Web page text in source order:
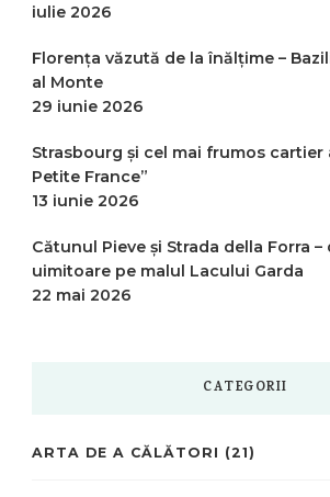
iulie 2026
Florența văzută de la înălțime –
al Monte
29 iunie 2026
Strasbourg și cel mai frumos cartier
Petite France”
13 iunie 2026
Cătunul Pieve și Strada della Forra
uimitoare pe malul Lacului Garda
22 mai 2026
CATEGORII
ARTA DE A CĂLĂTORI (21)